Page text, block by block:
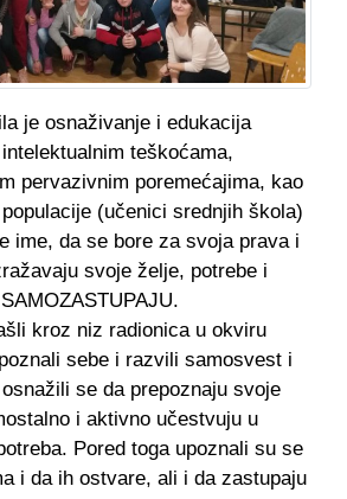
je osnaživanje i edukacija
teškoćama,
pervazivnim poremećajima, kao
(učenici srednjih škola)
ime, da se bore za svoja prava i
svoje želje, potrebe i
kroz niz radionica u okviru
sebe i razvili samosvest i
se da prepoznaju svoje
i aktivno učestvuju u
Pored toga upoznali su se
i da ih ostvare, ali i da zastupaju